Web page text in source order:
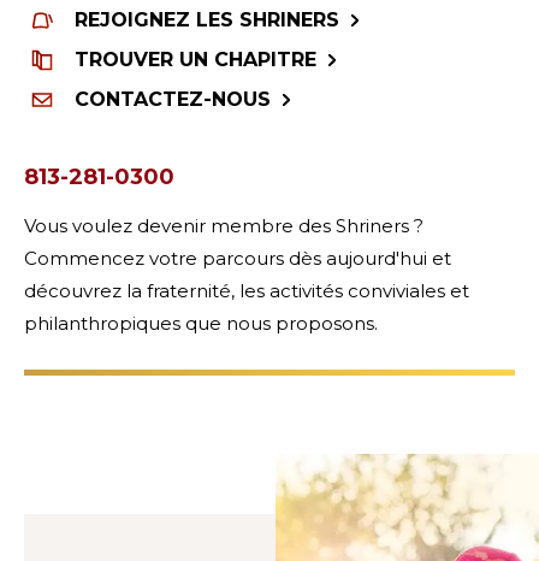
REJOIGNEZ LES SHRINERS
TROUVER UN CHAPITRE
CONTACTEZ-NOUS
813-281-0300
Vous voulez devenir membre des Shriners ?
Commencez votre parcours dès aujourd'hui et
découvrez la fraternité, les activités conviviales et
philanthropiques que nous proposons.